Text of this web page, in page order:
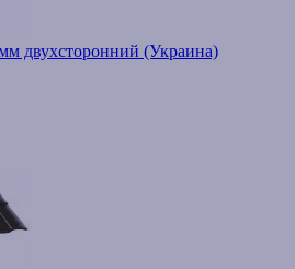
двухсторонний (Украина)